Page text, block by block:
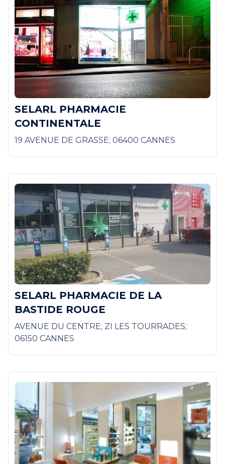
SELARL PHARMACIE
CONTINENTALE
19 AVENUE DE GRASSE; 06400 CANNES
SELARL PHARMACIE DE LA
BASTIDE ROUGE
AVENUE DU CENTRE; ZI LES TOURRADES;
06150 CANNES